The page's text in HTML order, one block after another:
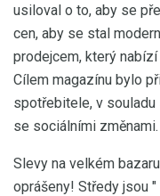
usiloval o to, aby se
cen, aby se stal
prodejcem, který
Cílem magazínu bylo
spotřebitele, v
se sociálními změnami.
Slevy na velkém
oprášeny! Středy jsou "